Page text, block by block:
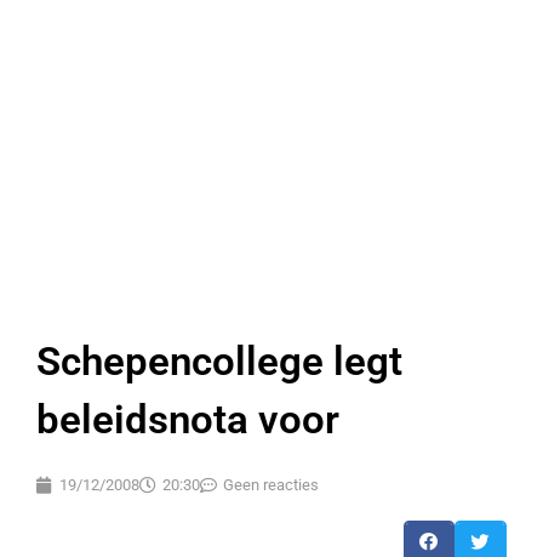
Schepencollege legt
beleidsnota voor
19/12/2008 20:30 Geen reacties